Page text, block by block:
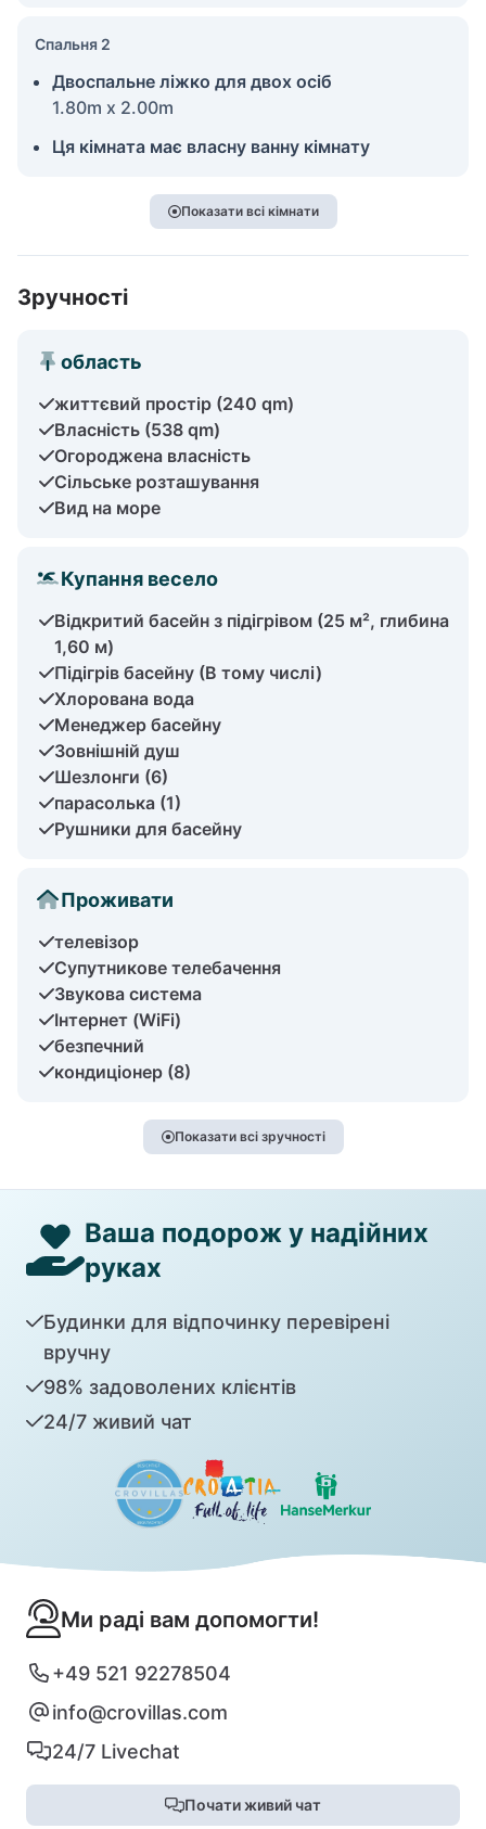
Спальня 2
Двоспальне ліжко для двох осіб
1.80m x 2.00m
Ця кімната має власну ванну кімнату
Показати всі кімнати
Зручності
область
життєвий простір (240 qm)
Власність (538 qm)
Огороджена власність
Сільське розташування
Вид на море
Купання весело
Відкритий басейн з підігрівом (25 м², глибина
1,60 м)
Підігрів басейну (В тому числі)
Хлорована вода
Менеджер басейну
Зовнішній душ
Шезлонги (6)
парасолька (1)
Рушники для басейну
Проживати
телевізор
Супутникове телебачення
Звукова система
Інтернет (WiFi)
безпечний
кондиціонер (8)
Показати всі зручності
Ваша подорож у надійних
руках
Будинки для відпочинку перевірені
вручну
98% задоволених клієнтів
24/7 живий чат
Ми раді вам допомогти!
+49 521 92278504
info@crovillas.com
24/7 Livechat
Почати живий чат